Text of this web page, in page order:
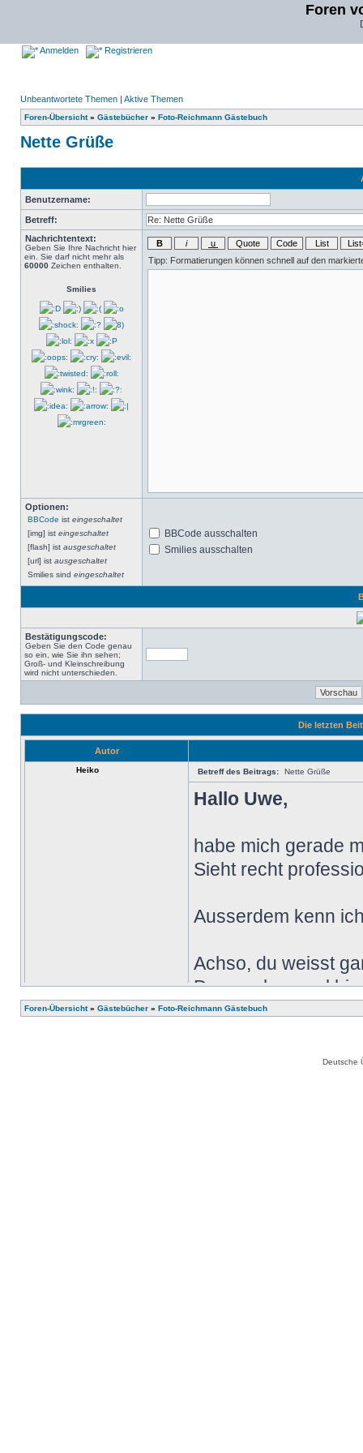
Foren
Anmelden Registrieren
Unbeantwortete Themen | Aktive Themen
Foren-Übersicht» Gästebücher » Foto-Reichmann Gästebuch
Nette Grüße
Benutzername:
Betreff:
Nachrichtentext:
Geben Sie Ihre Nachricht hier
ein. Sie darf nicht mehr als
60000 Zeichen enthalten.
Smilies
Optionen:
BBCode ist eingeschaltet
[img] ist eingeschaltet
[flash] ist ausgeschaltet
[url] ist ausgeschaltet
Smilies sind eingeschaltet
BBCode ausschalten
Smilies ausschalten
Bestätigungscode:
Geben Sie den Code genau
so ein, wie Sie ihn sehen;
Groß- und Kleinschreibung
wird nicht unterschieden.
Die letzten
Autor
Heiko Betreff des Beitrags: Nette Grüße
Hallo Uwe,
habe mich gerade
Sieht recht
Ausserdem kenn
Achso, du weisst
Dann schau mal
Foren-Übersicht» Gästebücher » Foto-Reichmann Gästebuch
Deutsche